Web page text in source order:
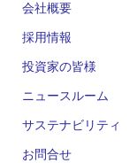
会社概要
採用情報
投資家の皆様
ニュースルーム
サステナビリティ
お問合せ